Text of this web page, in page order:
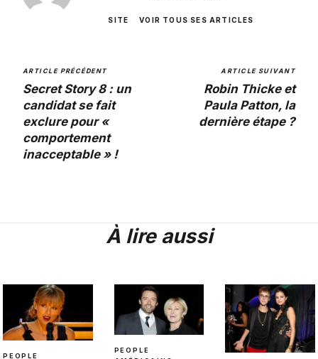
SITE VOIR TOUS SES ARTICLES
ARTICLE PRÉCÉDENT
Secret Story 8 : un
candidat se fait
exclure pour «
comportement
inacceptable » !
ARTICLE SUIVANT
Robin Thicke et
Paula Patton, la
dernière étape ?
À lire aussi
PEOPLE
PEOPLE